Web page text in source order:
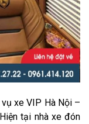
xe VIP Hà Nội –
tại nhà xe đón